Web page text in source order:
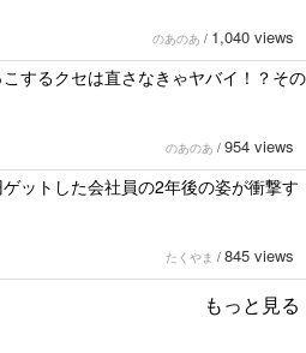
のあのあ / 1,040 views
するクセは直さなきゃヤバイ！？その
のあのあ / 954 views
ットした会社員の2年後の姿が衝撃す
たくやま / 845 views
もっと見る